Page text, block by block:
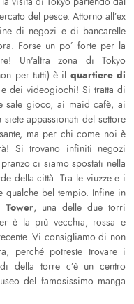
del pesce. Attorno all’ex
di negozi e di bancarelle
Forse un po’ forte per la
Un'altra zona di Tokyo
per tutti) è il quartiere di
dei videogiochi! Si tratta di
sale gioco, ai maid cafè, ai
appassionati del settore
ma per chi come noi è
Si trovano infiniti negozi
ci siamo spostati nella
della città. Tra le viuzze e i
bel tempio. Infine in
Tower, una delle due torri
è la più vecchia, rossa e
Vi consigliamo di non
perché potreste trovare i
della torre c’è un centro
del famosissimo manga